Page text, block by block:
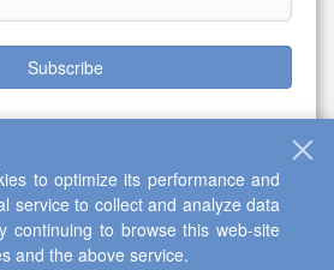
Subscribe
Cooperation Center "Interactive Plus"
to optimize its performance and
service to collect and analyze data
continuing to browse this web-site
and the above service.